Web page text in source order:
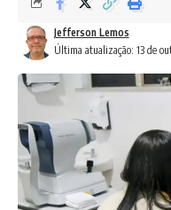
Última atualização: 13 de
Jefferson Lemos